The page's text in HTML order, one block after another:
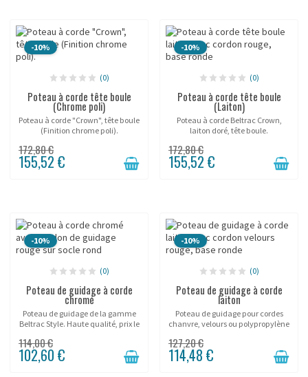
-10%
(0)
Poteau à corde tête boule
(Chrome poli)
Poteau à corde "Crown", tête boule
(Finition chrome poli).
172,80 €
155,52 €
-10%
(0)
Poteau à corde tête boule
(Laiton)
Poteau à corde Beltrac Crown,
laiton doré, tête boule.
172,80 €
155,52 €
-10%
(0)
Poteau de guidage à corde
chromé
Poteau de guidage de la gamme
Beltrac Style. Haute qualité, prix le
114,00 €
102,60 €
-10%
(0)
Poteau de guidage à corde
laiton
Poteau de guidage pour cordes
chanvre, velours ou polypropylène
127,20 €
114,48 €